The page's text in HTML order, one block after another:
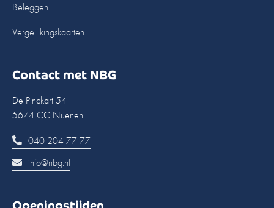
Beleggen
Vergelijkingskaarten
Contact met NBG
De Pinckart 54
5674 CC Nuenen
040 204 77 77
info@nbg.nl